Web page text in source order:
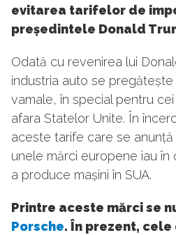
evitarea tarifelor de
președintele Donald
Odată cu revenirea lui
industria auto se
vamale, în special pentru
afara Statelor Unite. În
aceste tarife care se
unele mărci europene iau
a produce mașini în SUA.
Printre aceste mărci se
Porsche. În prezent, cele